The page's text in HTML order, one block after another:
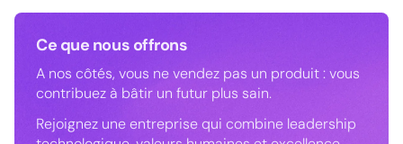
Ce que nous offrons
A nos côtés, vous ne vendez pas un produit : vous
contribuez à bâtir un futur plus sain.
Rejoignez une entreprise qui combine leadership